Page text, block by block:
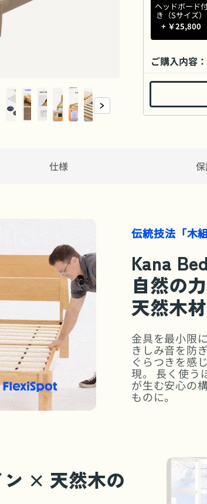
ヘッドボード
き（Sサイズ）
+ ￥25,800
ご購入内容 ：
【全ベッ
今がチャ
眠りを支え
和風・欧
っくり馴
お部屋を
仕様
伝統技法「木
Kana Bed
自然の
天然木
金具を最小限
きしみ音を防
ぐらつきを感
現。 長く使う
が生む安心の
ものに。
× 天然木の